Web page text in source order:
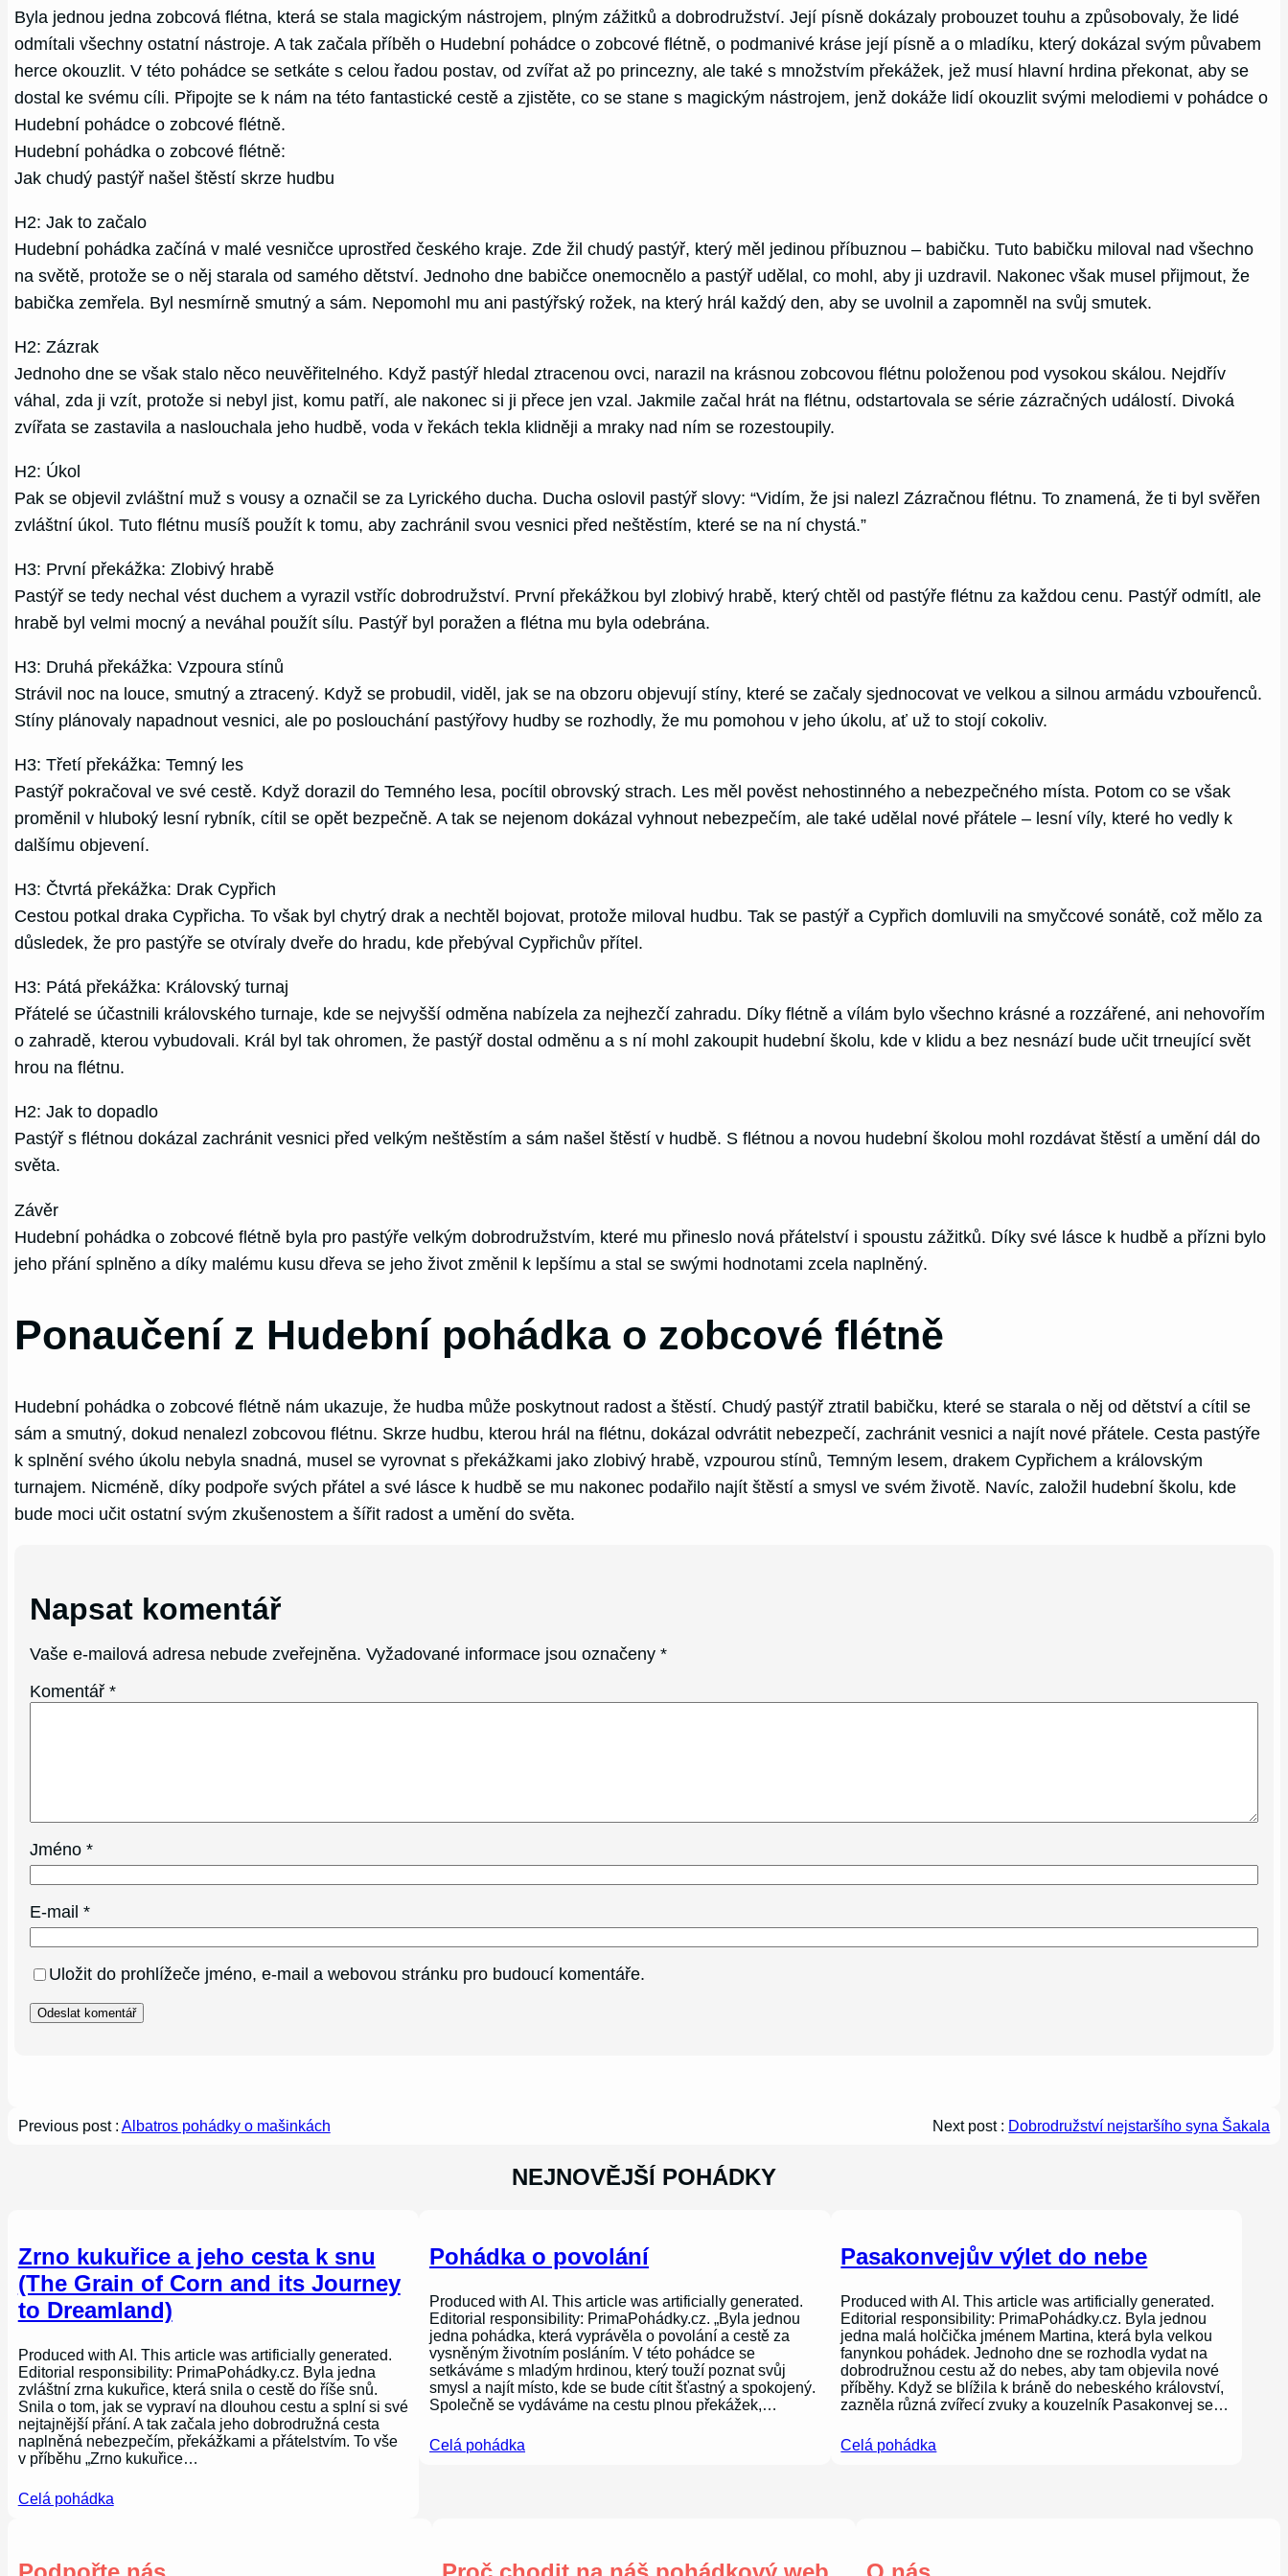
Byla jednou jedna zobcová flétna, která se stala magickým nástrojem, plným zážitků a dobrodružství. Její písně dokázaly probouzet touhu a způsobovaly, že lidé
odmítali všechny ostatní nástroje. A tak začala příběh o Hudební pohádce o zobcové flétně, o podmanivé kráse její písně a o mladíku, který dokázal svým půvabem
herce okouzlit. V této pohádce se setkáte s celou řadou postav, od zvířat až po princezny, ale také s množstvím překážek, jež musí hlavní hrdina překonat, aby se
dostal ke svému cíli. Připojte se k nám na této fantastické cestě a zjistěte, co se stane s magickým nástrojem, jenž dokáže lidí okouzlit svými melodiemi v pohádce o
Hudební pohádce o zobcové flétně.
Hudební pohádka o zobcové flétně:
Jak chudý pastýř našel štěstí skrze hudbu
H2: Jak to začalo
Hudební pohádka začíná v malé vesničce uprostřed českého kraje. Zde žil chudý pastýř, který měl jedinou příbuznou – babičku. Tuto babičku miloval nad všechno
na světě, protože se o něj starala od samého dětství. Jednoho dne babičce onemocnělo a pastýř udělal, co mohl, aby ji uzdravil. Nakonec však musel přijmout, že
babička zemřela. Byl nesmírně smutný a sám. Nepomohl mu ani pastýřský rožek, na který hrál každý den, aby se uvolnil a zapomněl na svůj smutek.
H2: Zázrak
Jednoho dne se však stalo něco neuvěřitelného. Když pastýř hledal ztracenou ovci, narazil na krásnou zobcovou flétnu položenou pod vysokou skálou. Nejdřív
váhal, zda ji vzít, protože si nebyl jist, komu patří, ale nakonec si ji přece jen vzal. Jakmile začal hrát na flétnu, odstartovala se série zázračných událostí. Divoká
zvířata se zastavila a naslouchala jeho hudbě, voda v řekách tekla klidněji a mraky nad ním se rozestoupily.
H2: Úkol
Pak se objevil zvláštní muž s vousy a označil se za Lyrického ducha. Ducha oslovil pastýř slovy: “Vidím, že jsi nalezl Zázračnou flétnu. To znamená, že ti byl svěřen
zvláštní úkol. Tuto flétnu musíš použít k tomu, aby zachránil svou vesnici před neštěstím, které se na ní chystá.”
H3: První překážka: Zlobivý hrabě
Pastýř se tedy nechal vést duchem a vyrazil vstříc dobrodružství. První překážkou byl zlobivý hrabě, který chtěl od pastýře flétnu za každou cenu. Pastýř odmítl, ale
hrabě byl velmi mocný a neváhal použít sílu. Pastýř byl poražen a flétna mu byla odebrána.
H3: Druhá překážka: Vzpoura stínů
Strávil noc na louce, smutný a ztracený. Když se probudil, viděl, jak se na obzoru objevují stíny, které se začaly sjednocovat ve velkou a silnou armádu vzbouřenců.
Stíny plánovaly napadnout vesnici, ale po poslouchání pastýřovy hudby se rozhodly, že mu pomohou v jeho úkolu, ať už to stojí cokoliv.
H3: Třetí překážka: Temný les
Pastýř pokračoval ve své cestě. Když dorazil do Temného lesa, pocítil obrovský strach. Les měl pověst nehostinného a nebezpečného místa. Potom co se však
proměnil v hluboký lesní rybník, cítil se opět bezpečně. A tak se nejenom dokázal vyhnout nebezpečím, ale také udělal nové přátele – lesní víly, které ho vedly k
dalšímu objevení.
H3: Čtvrtá překážka: Drak Cypřich
Cestou potkal draka Cypřicha. To však byl chytrý drak a nechtěl bojovat, protože miloval hudbu. Tak se pastýř a Cypřich domluvili na smyčcové sonátě, což mělo za
důsledek, že pro pastýře se otvíraly dveře do hradu, kde přebýval Cypřichův přítel.
H3: Pátá překážka: Královský turnaj
Přátelé se účastnili královského turnaje, kde se nejvyšší odměna nabízela za nejhezčí zahradu. Díky flétně a vílám bylo všechno krásné a rozzářené, ani nehovořím
o zahradě, kterou vybudovali. Král byl tak ohromen, že pastýř dostal odměnu a s ní mohl zakoupit hudební školu, kde v klidu a bez nesnází bude učit trneující svět
hrou na flétnu.
H2: Jak to dopadlo
Pastýř s flétnou dokázal zachránit vesnici před velkým neštěstím a sám našel štěstí v hudbě. S flétnou a novou hudební školou mohl rozdávat štěstí a umění dál do
světa.
Závěr
Hudební pohádka o zobcové flétně byla pro pastýře velkým dobrodružstvím, které mu přineslo nová přátelství i spoustu zážitků. Díky své lásce k hudbě a přízni bylo
jeho přání splněno a díky malému kusu dřeva se jeho život změnil k lepšímu a stal se swými hodnotami zcela naplněný.
Ponaučení z Hudební pohádka o zobcové flétně
Hudební pohádka o zobcové flétně nám ukazuje, že hudba může poskytnout radost a štěstí. Chudý pastýř ztratil babičku, které se starala o něj od dětství a cítil se
sám a smutný, dokud nenalezl zobcovou flétnu. Skrze hudbu, kterou hrál na flétnu, dokázal odvrátit nebezpečí, zachránit vesnici a najít nové přátele. Cesta pastýře
k splnění svého úkolu nebyla snadná, musel se vyrovnat s překážkami jako zlobivý hrabě, vzpourou stínů, Temným lesem, drakem Cypřichem a královským
turnajem. Nicméně, díky podpoře svých přátel a své lásce k hudbě se mu nakonec podařilo najít štěstí a smysl ve svém životě. Navíc, založil hudební školu, kde
bude moci učit ostatní svým zkušenostem a šířit radost a umění do světa.
Napsat komentář
Vaše e-mailová adresa nebude zveřejněna. Vyžadované informace jsou označeny*
Komentář*
Jméno*
E-mail*
Uložit do prohlížeče jméno, e-mail a webovou stránku pro budoucí komentáře.
Previous post : Albatros pohádky o mašinkách Next post : Dobrodružství nejstaršího syna Šakala
NEJNOVĚJŠÍ POHÁDKY
Zrno kukuřice a jeho cesta k snu
(The Grain of Corn and its Journey
to Dreamland)
Produced with AI. This article was artificially generated.
Editorial responsibility: PrimaPohádky.cz. Byla jedna
zvláštní zrna kukuřice, která snila o cestě do říše snů.
Snila o tom, jak se vypraví na dlouhou cestu a splní si své
nejtajnější přání. A tak začala jeho dobrodružná cesta
naplněná nebezpečím, překážkami a přátelstvím. To vše
v příběhu „Zrno kukuřice…
Celá pohádka
Pohádka o povolání
Produced with AI. This article was artificially generated.
Editorial responsibility: PrimaPohádky.cz. „Byla jednou
jedna pohádka, která vyprávěla o povolání a cestě za
vysněným životním posláním. V této pohádce se
setkáváme s mladým hrdinou, který touží poznat svůj
smysl a najít místo, kde se bude cítit šťastný a spokojený.
Společně se vydáváme na cestu plnou překážek,…
Celá pohádka
Pasakonvejův výlet do nebe
Produced with AI. This article was artificially generated.
Editorial responsibility: PrimaPohádky.cz. Byla jednou
jedna malá holčička jménem Martina, která byla velkou
fanynkou pohádek. Jednoho dne se rozhodla vydat na
dobrodružnou cestu až do nebes, aby tam objevila nové
příběhy. Když se blížila k bráně do nebeského království,
zazněla různá zvířecí zvuky a kouzelník Pasakonvej se…
Celá pohádka